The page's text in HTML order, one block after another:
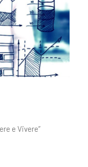
e Vivere”